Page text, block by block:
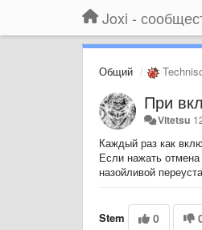
Общий
При
Vitetsu
Каждый раз как
Если нажать отмена
назойливой
Stem 0